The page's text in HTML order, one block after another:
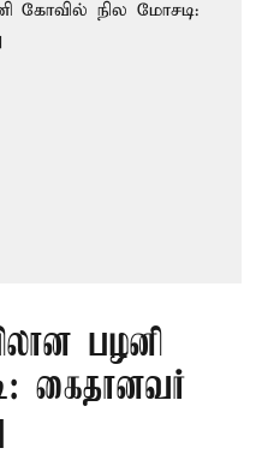
பழனி
கைதானவர்